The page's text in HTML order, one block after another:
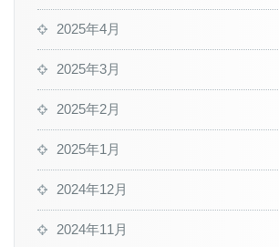
2025年4月
2025年3月
2025年2月
2025年1月
2024年12月
2024年11月